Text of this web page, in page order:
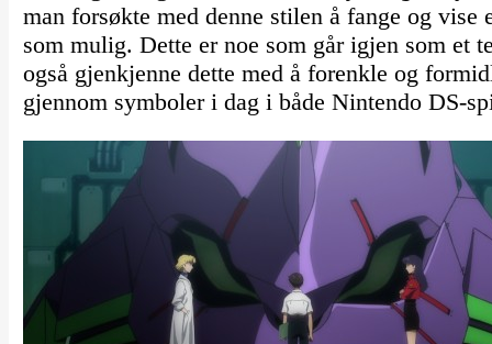
man forsøkte med denne stilen å fange og vise
som mulig. Dette er noe som går igjen som et
også gjenkjenne dette med å forenkle og
gjennom symboler i dag i både Nintendo DS-